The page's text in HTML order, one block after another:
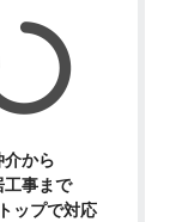
介から
工事まで
ップで対応